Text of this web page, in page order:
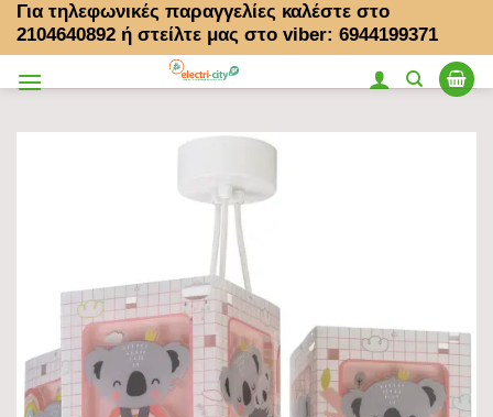
Μετάβαση
στο
Για τηλεφωνικές παραγγελίες καλέστε στο
2104640892 ή στείλτε μας στο viber: 6944199371